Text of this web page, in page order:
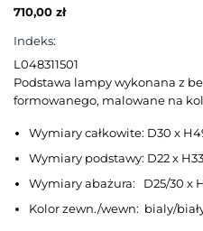
710,00 zł
Indeks:
L048311501
Podstawa lampy wykonana z
formowanego, malowane na
Wymiary całkowite: D30 x
Wymiary podstawy: D22 x
Wymiary abażura: D25/30 x
Kolor zewn./wewn: bialy/